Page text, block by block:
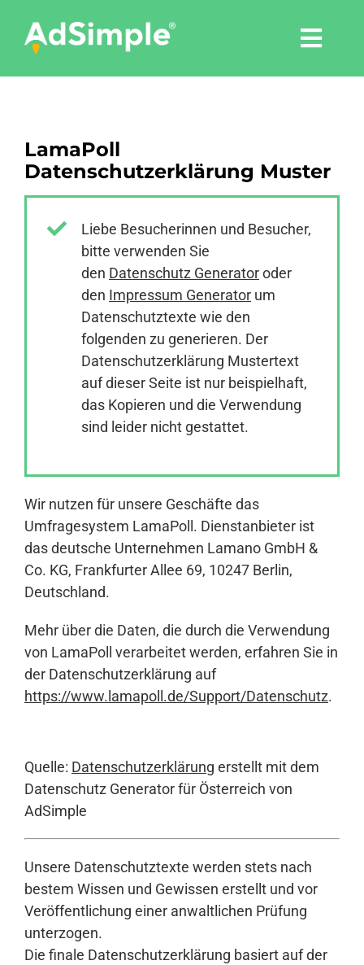
content
Tools
Pressemitteilungen
Anmelden
LamaPoll
Datenschutzerklärung Muster
Liebe Besucherinnen und Besucher,
bitte verwenden Sie
den Datenschutz Generatoroder
den Impressum Generator um
Datenschutztexte wie den
folgenden zu generieren. Der
Datenschutzerklärung Mustertext
auf dieser Seite ist nur beispielhaft,
das Kopieren und die Verwendung
sind leider nicht gestattet.
Wir nutzen für unsere Geschäfte das
Umfragesystem LamaPoll. Dienstanbieter ist
das deutsche Unternehmen Lamano GmbH &
Co. KG, Frankfurter Allee 69, 10247 Berlin,
Deutschland.
Mehr über die Daten, die durch die Verwendung
von LamaPoll verarbeitet werden, erfahren Sie in
der Datenschutzerklärung auf
https://www.lamapoll.de/Support/Datenschutz.
Quelle: Datenschutzerklärung erstellt mit dem
Datenschutz Generator für Österreich von
AdSimple
Unsere Datenschutztexte werden stets nach
bestem Wissen und Gewissen erstellt und vor
Veröffentlichung einer anwaltlichen Prüfung
unterzogen.
Die finale Datenschutzerklärung basiert auf der